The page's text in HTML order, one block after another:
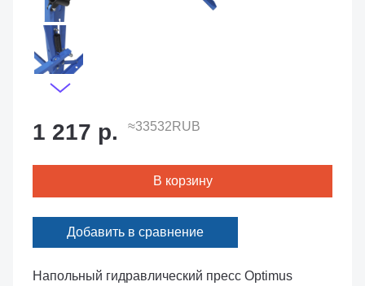
Напольный гидравлический пресс Optimus
1 217 р. ≈33532RUB
В корзину
Добавить в сравнение